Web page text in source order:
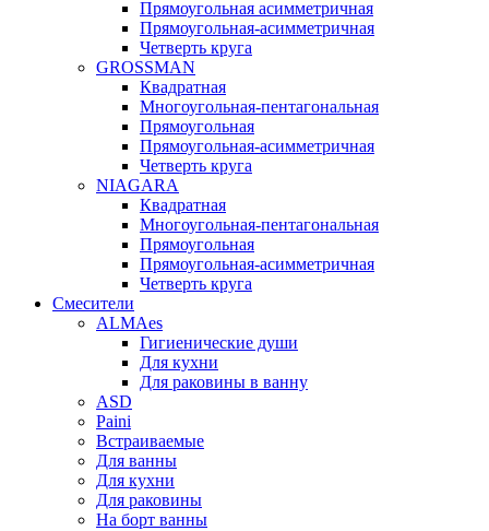
Прямоугольная асимметричная
Прямоугольная-асимметричная
Четверть круга
GROSSMAN
Квадратная
Многоугольная-пентагональная
Прямоугольная
Прямоугольная-асимметричная
Четверть круга
NIAGARA
Квадратная
Многоугольная-пентагональная
Прямоугольная
Прямоугольная-асимметричная
Четверть круга
Смесители
ALMAes
Гигиенические души
Для кухни
Для раковины в ванну
ASD
Paini
Встраиваемые
Для ванны
Для кухни
Для раковины
На борт ванны